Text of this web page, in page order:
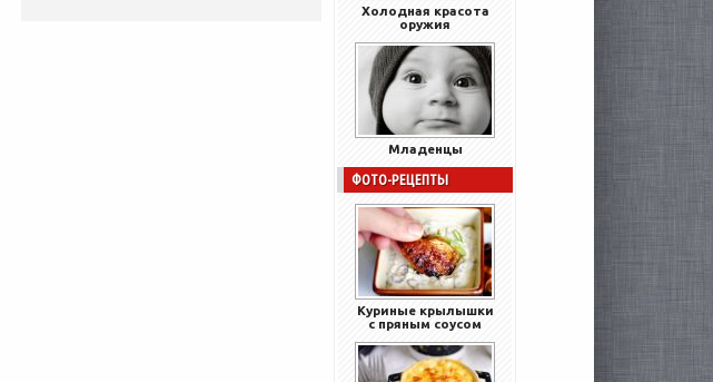
Холодная красота
оружия
Младенцы
ФОТО-РЕЦЕПТЫ
Куриные крылышки
с пряным соусом